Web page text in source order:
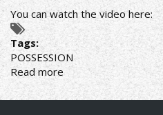
You can watch the video here:
Tags:
POSSESSION
Read more about
POSSESSION
the